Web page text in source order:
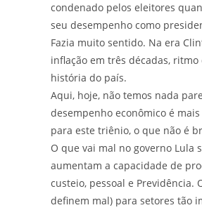
condenado pelos eleitores
seu desempenho como
Fazia muito sentido. Na era
inflação em três décadas,
história do país.
Aqui, hoje, não temos nada
desempenho econômico é
para este triênio, o que não é
O que vai mal no governo Lula
aumentam a capacidade de
custeio, pessoal e Previdência.
definem mal) para setores tão